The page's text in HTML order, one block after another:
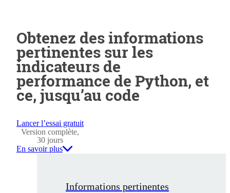
Obtenez des informations
pertinentes sur les
indicateurs de
performance de Python, et
ce, jusqu’au code
Lancer l’essai gratuit
Version complète,
30 jours
En savoir plus
Informations pertinentes